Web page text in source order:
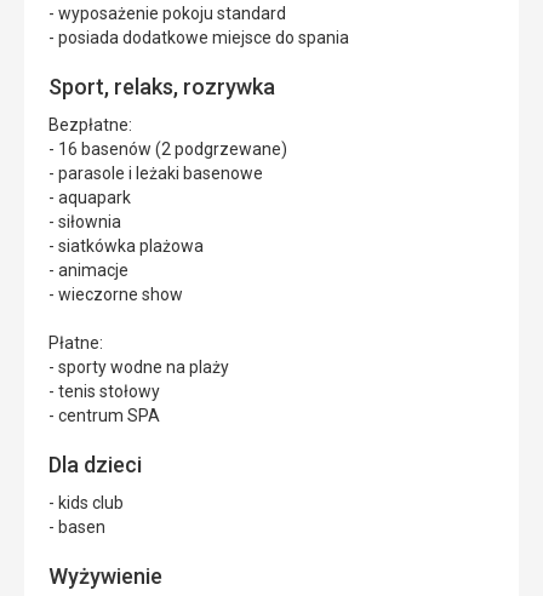
- wyposażenie pokoju standard
- posiada dodatkowe miejsce do spania
Sport, relaks, rozrywka
Bezpłatne:
- 16 basenów (2 podgrzewane)
- parasole i leżaki basenowe
- aquapark
- siłownia
- siatkówka plażowa
- animacje
- wieczorne show
Płatne:
- sporty wodne na plaży
- tenis stołowy
- centrum SPA
Dla dzieci
- kids club
- basen
Wyżywienie